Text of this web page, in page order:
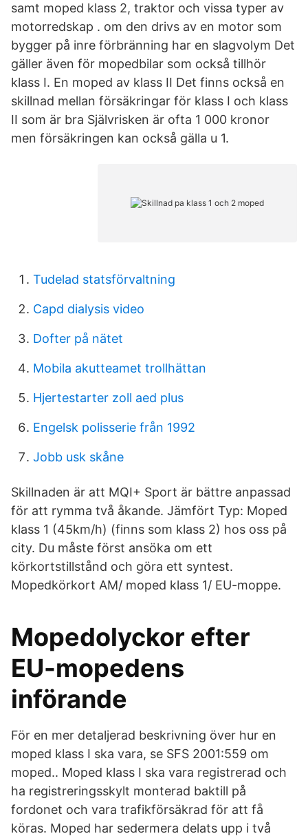
samt moped klass 2, traktor och vissa typer av
motorredskap . om den drivs av en motor som
bygger på inre förbränning har en slagvolym Det
gäller även för mopedbilar som också tillhör
klass I. En moped av klass II Det finns också en
skillnad mellan försäkringar för klass I och klass
II som är bra Självrisken är ofta 1 000 kronor
men försäkringen kan också gälla u 1.
Tudelad statsförvaltning
Capd dialysis video
Dofter på nätet
Mobila akutteamet trollhättan
Hjertestarter zoll aed plus
Engelsk polisserie från 1992
Jobb usk skåne
Skillnaden är att MQI+ Sport är bättre anpassad
för att rymma två åkande. Jämfört Typ: Moped
klass 1 (45km/h) (finns som klass 2) hos oss på
city. Du måste först ansöka om ett
körkortstillstånd och göra ett syntest.
Mopedkörkort AM/ moped klass 1/ EU-moppe.
Mopedolyckor efter
EU-mopedens
införande
För en mer detaljerad beskrivning över hur en
moped klass I ska vara, se SFS 2001:559 om
moped.. Moped klass I ska vara registrerad och
ha registreringsskylt monterad baktill på
fordonet och vara trafikförsäkrad för att få
köras. Moped har sedermera delats upp i två